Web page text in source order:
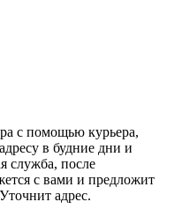
с помощью курьера,
в будние дни и
служба, после
с вами и предложит
адрес.